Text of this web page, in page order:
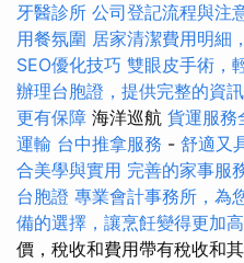
牙醫診所 公司登記流程與注
用餐氛圍 居家清潔費用明細
SEO優化技巧 雙眼皮手術，
辦理台胞證，提供完整的資訊
更有保障 海洋巡航 貨運服務
運輸 台中推拿服務 - 舒適又
合美學與實用 完善的家事服
台胞證 專業會計事務所，為
備的選擇，讓烹飪變得更加
價，稅收和費用帶有稅收和